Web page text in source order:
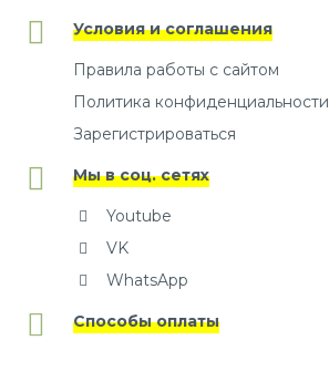
Условия и соглашения
Правила работы с сайтом
Политика конфиденциальности
Зарегистрироваться
Мы в соц. сетях
Youtube
VK
WhatsApp
Способы оплаты